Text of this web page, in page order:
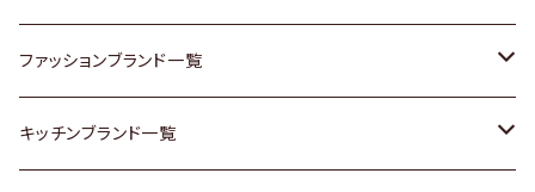
その他家具
Vintageヴィンテージ / Antiqueアンティーク
スカーフ
腕時計
銀製品
和物 / 作家物
ACME Furniture / アクメ ファニチャー
ACTUS / アクタス
ファッションブランド一覧
agnes b / アニエス ベー
キッチンブランド一覧